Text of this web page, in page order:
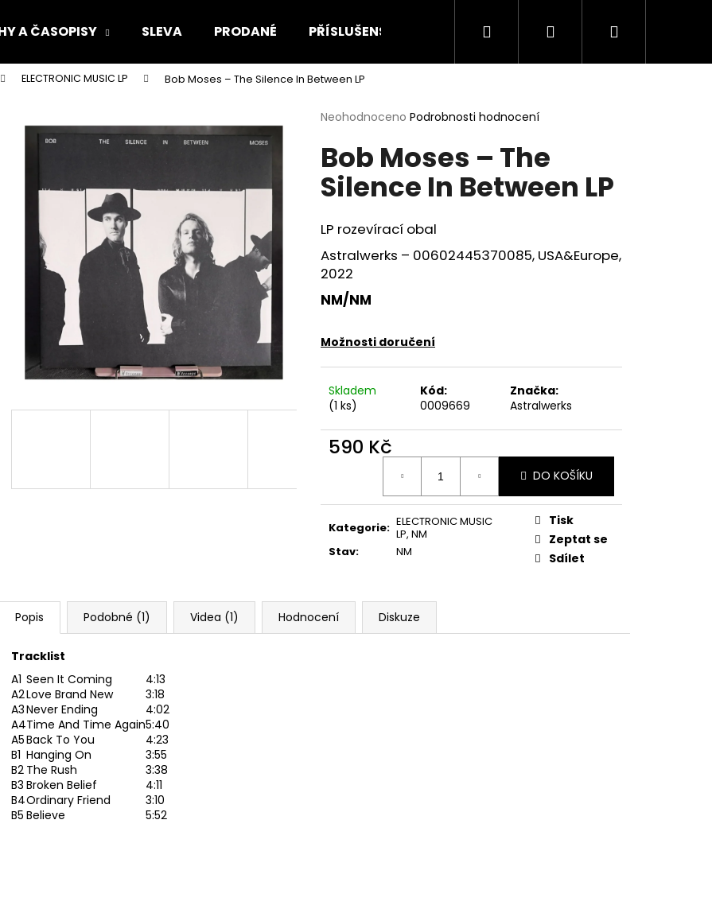
A ČASOPISY SLEVA PRODANÉ PŘÍSLUŠENSTVÍ HODNOCENÍ STAVU O NÁS
Hledat PřihlášeníNákupní
ELECTRONIC MUSIC LP Bob Moses – The Silence In Between LP
Průměrné
produktu
je
0,0
z
hvězdiček.
Neohodnoceno Podrobnosti hodnocení
Bob Moses – The
Silence In Between LP
LP rozevírací obal
Astralwerks – 00602445370085, USA&Europe,
2022
NM/NM
Možnosti doručení
Skladem
(1 ks)
Kód:
0009669
Značka:
Astralwerks
590 Kč
DO KOŠÍKU
Kategorie: ELECTRONIC MUSIC
LP, NM
Stav: NM
Tisk
Zeptat se
Sdílet
Popis Podobné (1) Videa (1) Hodnocení Diskuze
Tracklist
A1 Seen It Coming
4:13
A2Love Brand New
3:18
A3Never Ending
4:02
A4Time And Time Again5:40
A5Back To You
4:23
B1 Hanging On
3:55
B2 The Rush
3:38
B3 Broken Belief
4:11
B4Ordinary Friend
3:10
B5 Believe 5:52
Co potřebujete najít?
HLEDAT
Doporučujeme
MARTIN KRATOCHVÍL & JAZZ Q ‎–
HODOKVAS (FEASTING) LP
PINK FLOYD – THE PIPER AT THE GATES
OF DAWN CD